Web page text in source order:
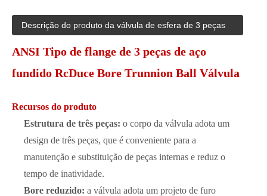
Descrição do produto da válvula de esfera de 3 peças
ANSI Tipo de flange de 3 peças de aço
fundido RcDuce Bore Trunnion Ball Válvula
Recursos do produto
Estrutura de três peças: o corpo da válvula adota um
design de três peças, que é conveniente para a
manutenção e substituição de peças internas e reduz o
tempo de inatividade.
Bore reduzido: a válvula adota um projeto de furo